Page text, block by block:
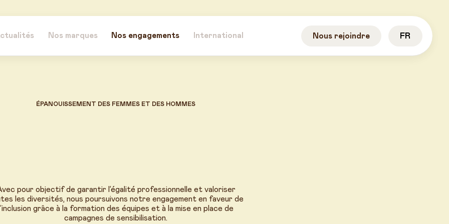
Nos marques Nos engagements International Nous rejoindre FR
ÉPANOUISSEMENT DES FEMMES ET DES HOMMES
pour objectif de garantir l’égalité professionnelle et valoriser
les diversités, nous poursuivons notre engagement en faveur de
l’inclusion grâce à la formation des équipes et à la mise en place de
campagnes de sensibilisation.